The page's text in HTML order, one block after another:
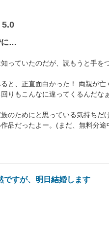
5.0
に…
っていたのだが、読もうと手を
と、正直面白かった！ 両親が
りもこんなに違ってくるんだなぁ
のためにと思っている気持ち
品だったよー。(まだ、無料分途
ですが、明日結婚します